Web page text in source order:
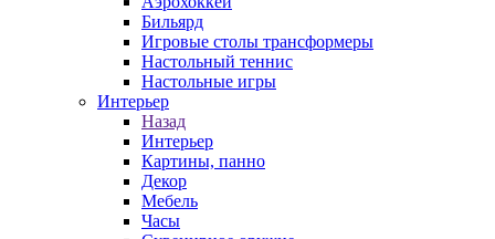
Бильярд
Игровые столы трансформеры
Настольный теннис
Настольные игры
Интерьер
Назад
Интерьер
Картины, панно
Декор
Мебель
Часы